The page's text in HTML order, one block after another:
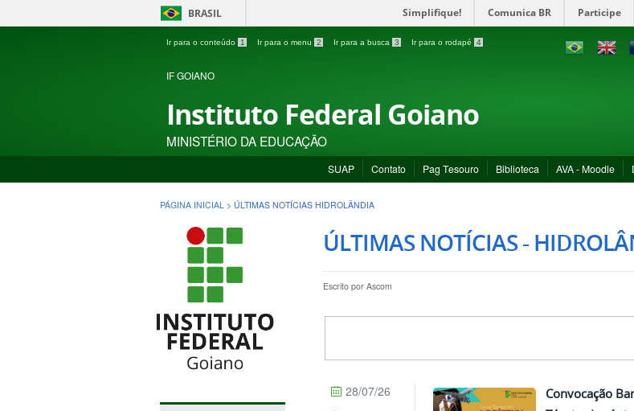
BRASIL Simplifique! Comunica BR Participe
Ir para o conteúdo 1 Ir para o menu 2 Ir para a busca 3 Ir para o rodapé 4
IF GOIANO
Instituto Federal Goiano
MINISTÉRIO DA EDUCAÇÃO
SUAP Contato Pag Tesouro Biblioteca AVA - Moodle
PÁGINA INICIAL > ÚLTIMAS NOTÍCIAS HIDROLÂNDIA
ÚLTIMAS NOTÍCIAS -
Escrito por Ascom
Convocação
28/07/26